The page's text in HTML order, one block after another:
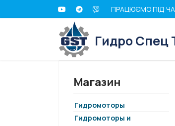
ПРАЦЮЄМО ПІД
Гидро Спец
Магазин
Гидромоторы
Гидромоторы и